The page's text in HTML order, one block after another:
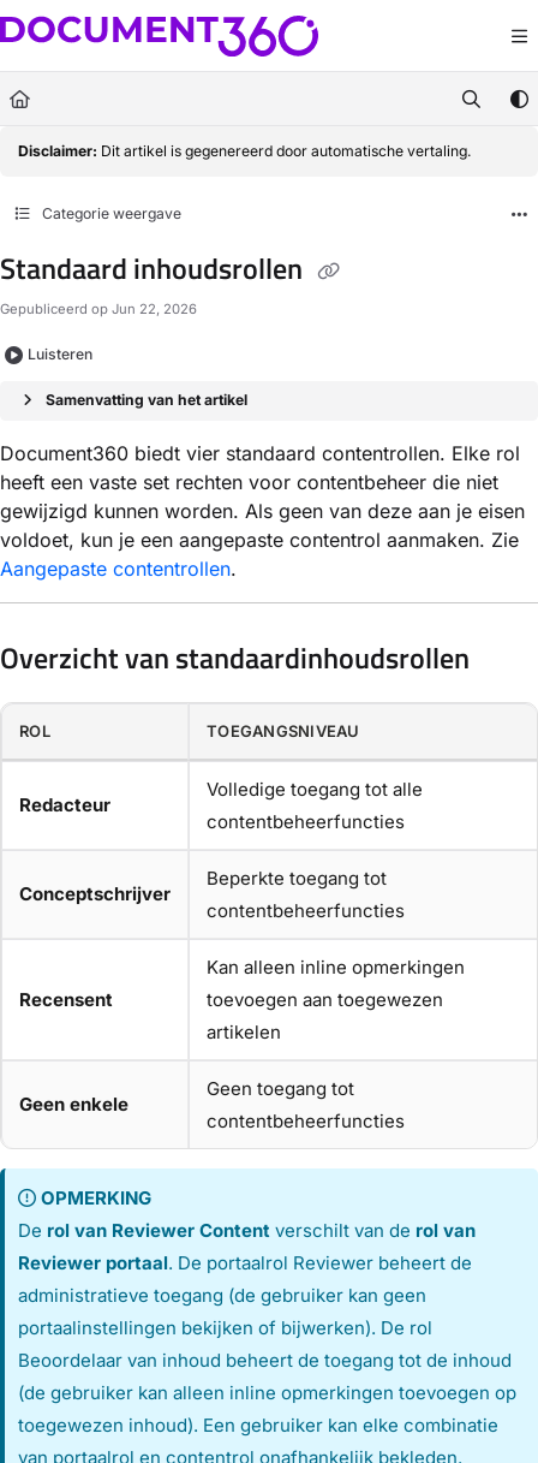
Documentation Index
Fetch the complete documentation index at:https://docs.document360.com/
Use this file to discover all available pages before exploring further.
Disclaimer: Dit artikel is gegenereerd door automatische vertaling.
Categorie weergave
Standaard inhoudsrollen
Gepubliceerd op Jun 22, 2026
Luisteren
Samenvatting van het artikel
Document360 biedt vier standaard contentrollen. Elke rol
heeft een vaste set rechten voor contentbeheer die niet
gewijzigd kunnen worden. Als geen van deze aan je eisen
voldoet, kun je een aangepaste contentrol aanmaken. Zie
Aangepaste contentrollen.
Overzicht van standaardinhoudsrollen
ROL TOEGANGSNIVEAU
Redacteur
Volledige toegang tot alle
contentbeheerfuncties
Conceptschrijver
Beperkte toegang tot
contentbeheerfuncties
Recensent
Kan alleen inline opmerkingen
toevoegen aan toegewezen
artikelen
Geen enkele
Geen toegang tot
contentbeheerfuncties
OPMERKING
De rol van Reviewer Content verschilt van de rol van
Reviewer portaal. De portaalrol Reviewer beheert de
administratieve toegang (de gebruiker kan geen
portaalinstellingen bekijken of bijwerken). De rol
Beoordelaar van inhoud beheert de toegang tot de inhoud
(de gebruiker kan alleen inline opmerkingen toevoegen op
toegewezen inhoud). Een gebruiker kan elke combinatie
van portaalrol en contentrol onafhankelijk bekleden.